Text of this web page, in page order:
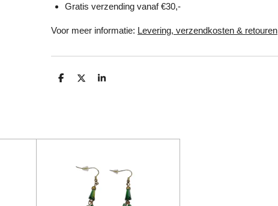
Gratis verzending vanaf €30,-
Voor meer informatie: Levering, verzendkosten & retouren
D
D
S